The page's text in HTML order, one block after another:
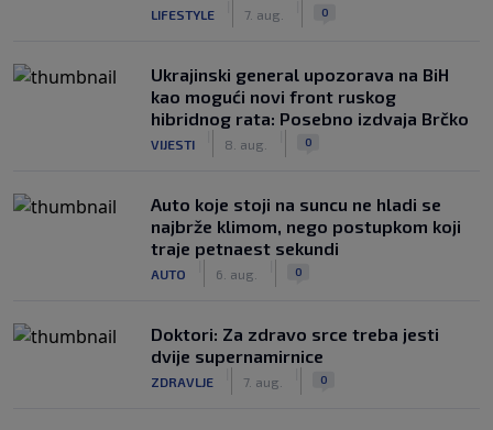
LIFESTYLE 7. aug. 0
Ukrajinski general upozorava na BiH
kao mogući novi front ruskog
hibridnog rata: Posebno izdvaja Brčko
VIJESTI 8. aug. 0
Auto koje stoji na suncu ne hladi se
najbrže klimom, nego postupkom koji
traje petnaest sekundi
AUTO 6. aug. 0
Doktori: Za zdravo srce treba jesti
dvije supernamirnice
ZDRAVLJE 7. aug. 0